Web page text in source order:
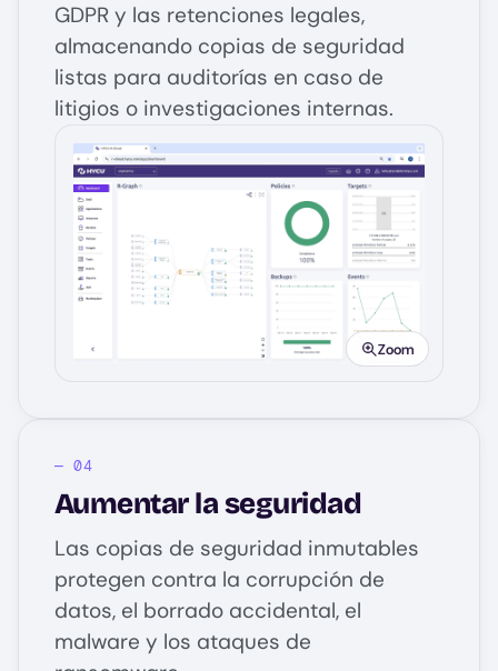
GDPR y las retenciones legales,
almacenando copias de seguridad
listas para auditorías en caso de
litigios o investigaciones internas.
Image
Zoom
Aumentar la seguridad
Las copias de seguridad inmutables
protegen contra la corrupción de
datos, el borrado accidental, el
malware y los ataques de